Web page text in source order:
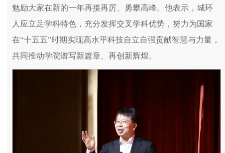
勉励大家在新的一年再接再厉、勇攀高峰。他表示，城环
人应立足学科特色，充分发挥交叉学科优势，努力为国家
在“十五五”时期实现高水平科技自立自强贡献智慧与力量，
共同推动学院谱写新篇章、再创新辉煌。